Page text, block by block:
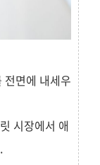
면에 내세우
시장에서 애